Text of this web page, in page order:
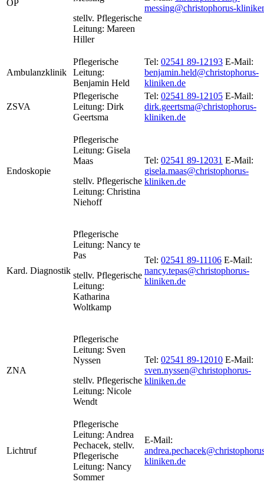
OP
stellv. Pflegerische
Leitung: Mareen
Hiller
messing@christophorus-
Ambulanzklinik
Pflegerische
Leitung:
Benjamin Held
Tel: 02541 89-12193 E-Mail:
benjamin.held@christophorus-
kliniken.de
ZSVA
Pflegerische
Leitung: Dirk
Geertsma
Tel: 02541 89-12105 E-Mail:
dirk.geertsma@christophorus-
kliniken.de
Endoskopie
Pflegerische
Leitung: Gisela
Maas
stellv. Pflegerische
Leitung: Christina
Niehoff
Tel: 02541 89-12031 E-Mail:
gisela.maas@christophorus-
kliniken.de
Kard. Diagnostik
Pflegerische
Leitung: Nancy te
Pas
stellv. Pflegerische
Leitung:
Katharina
Woltkamp
Tel: 02541 89-11106 E-Mail:
nancy.tepas@christophorus-
kliniken.de
ZNA
Pflegerische
Leitung: Sven
Nyssen
stellv. Pflegerische
Leitung: Nicole
Wendt
Tel: 02541 89-12010 E-Mail:
sven.nyssen@christophorus-
kliniken.de
Lichtruf
Pflegerische
Leitung: Andrea
Pechacek, stellv.
Pflegerische
Leitung: Nancy
Sommer
E-Mail:
kliniken.de